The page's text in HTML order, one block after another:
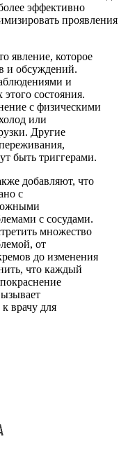
эффективно
проявления
явление, которое
и обсуждений.
и
состояния.
с физическими
или
Другие
быть триггерами.
добавляют, что
с
с сосудами.
множество
от
до изменения
что каждый
врачу для